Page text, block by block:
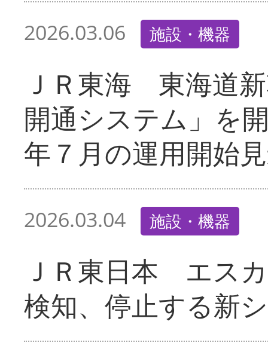
2026.03.06 施設・機器
ＪＲ東海 東海道
開通システム」を
年７月の運用開始
2026.03.04 施設・機器
ＪＲ東日本 エス
検知、停止する新